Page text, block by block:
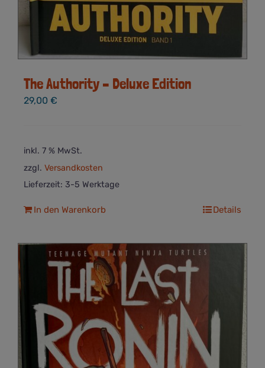
The Authority – Deluxe Edition
29,00 €
inkl. 7 % MwSt.
zzgl. Versandkosten
Lieferzeit: 3-5 Werktage
In den Warenkorb Details